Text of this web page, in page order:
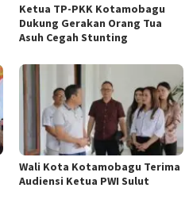
Ketua TP-PKK Kotamobagu
Dukung Gerakan Orang Tua
Asuh Cegah Stunting
Wali Kota Kotamobagu Terima
Audiensi Ketua PWI Sulut